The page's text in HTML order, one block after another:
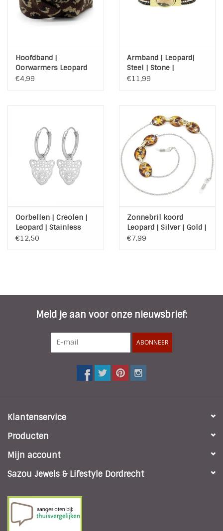
Hoofdband |
Oorwarmers Leopard
Dark Brown | M015
€4,99
Armband | Leopard|
Steel | Stone |
Bruingoud
€11,99
Oorbellen | Creolen |
Leopard | Stainless
Steel | zilver plated
€12,50
Zonnebril koord
Leopard | Silver | Gold |
Brown
€7,99
Meld je aan voor onze nieuwsbrief:
ABONNEER
Klantenservice
Producten
Mijn account
Sazou Jewels & Lifestyle Dordrecht